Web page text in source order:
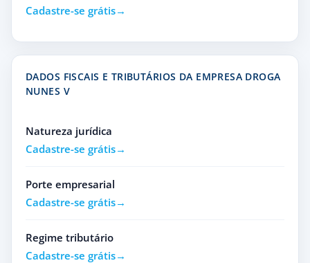
Cadastre-se grátis
DADOS FISCAIS E TRIBUTÁRIOS DA EMPRESA DROGA
NUNES V
Natureza jurídica
Cadastre-se grátis
Porte empresarial
Cadastre-se grátis
Regime tributário
Cadastre-se grátis